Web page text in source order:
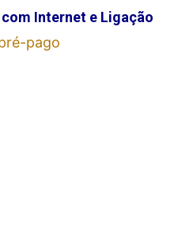
Internet e Ligação